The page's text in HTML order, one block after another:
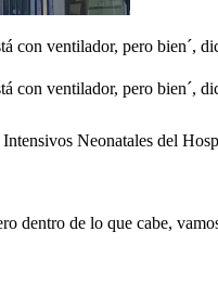
con ventilador, pero bien´,
con ventilador, pero bien´,
Neonatales del
dentro de lo que cabe,